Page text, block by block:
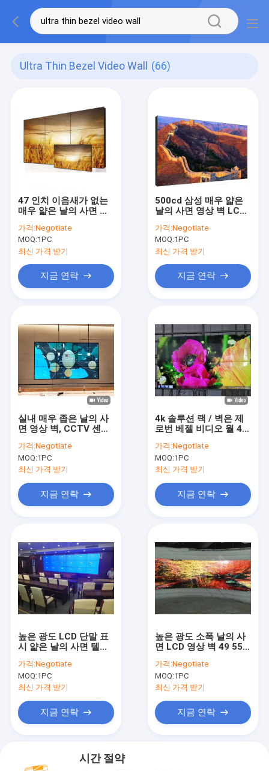
Ultra Thin Bezel Video Wall (66)
47 인치 이음새가 없는
매우 얇은 날의 사면 영
시간
가격:Negotiate
MOQ:1PC
최신 가격 받기
지금 연락
500cd 삼성 매우 얇은
날의 사면 영상 벽 LCD
치를 가립니다
가격:Negotiate
MOQ:1PC
최신 가격 받기
지금 연락
실내 매우 좁은 날의 사
면 영상 벽, CCTV 센터
로 Signage 영상 벽
가격:Negotiate
MOQ:1PC
최신 가격 받기
지금 연락
4k 솔루션 랙 / 벽은 제
로번 베젤 비디오 월 49
탑재했습니다
가격:Negotiate
MOQ:1PC
최신 가격 받기
지금 연락
높은 광도 LCD 단말 표
시 얇은 날의 사면 텔레
55 인치 3W
가격:Negotiate
MOQ:1PC
최신 가격 받기
지금 연락
높은 광도 소폭 날의 사
면 LCD 영상 벽 49 55
책을 조금씩 움직입니다
가격:Negotiate
MOQ:1PC
최신 가격 받기
지금 연락
시간 절약